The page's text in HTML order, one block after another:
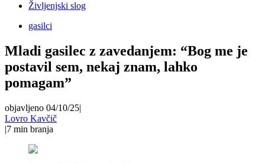
Življenjski slog
gasilci
Mladi gasilec z zavedanjem: “Bog me je
postavil sem, nekaj znam, lahko
pomagam”
objavljeno 04/10/25|
Lovro Kavčič
|7 min branja